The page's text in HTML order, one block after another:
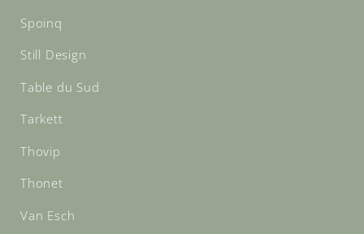
Spoinq
Still Design
Table du Sud
Tarkett
Thovip
Thonet
Van Esch